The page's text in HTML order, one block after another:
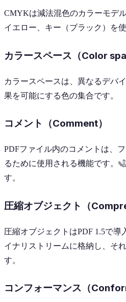
CMYKは減法混色のカラーモデ
イエロー、キー（ブラック）を使
カラースペース（Color
カラースペースは、異なるデバ
果を可能にする色の集合です。
コメント（Comment）
PDFファイル内のコメントは、
るために使用される機能です。 %
す。
圧縮オブジェクト（
圧縮オブジェクトはPDF 1.5で
イナリストリームに格納し、そ
す。
コンフォーマンス（